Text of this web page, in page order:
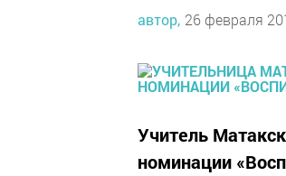
автор, 26 февраля
Учитель
номинации